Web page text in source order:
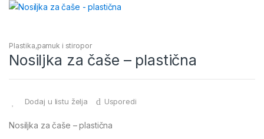
Plastika,pamuk i stiropor
Nosiljka za čaše – plastična
Dodaj u listu želja Usporedi
Nosiljka za čaše – plastična